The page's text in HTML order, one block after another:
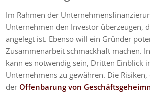
Im Rahmen der
Unternehmen den Investor überzeugen,
angelegt ist. Ebenso will ein Gründer
Zusammenarbeit schmackhaft machen.
kann es notwendig sein, Dritten Einblick
Unternehmens zu gewähren. Die
der Offenbarung von